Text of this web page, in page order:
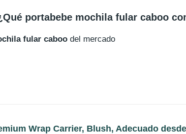
portabebe mochila fular caboo
fular caboo del mercado
Wrap Carrier, Blush, Adecuado